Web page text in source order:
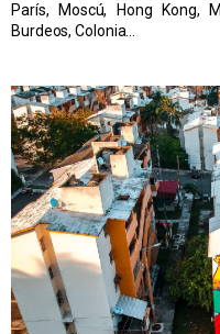
París, Moscú, Hong Kong,
Burdeos, Colonia…